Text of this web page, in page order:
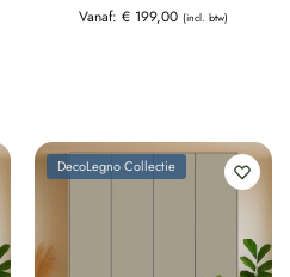
Vanaf: € 199,00 (incl. btw)
DecoLegno Collectie